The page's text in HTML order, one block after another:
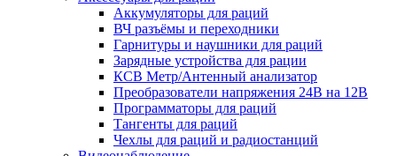
Аккумуляторы для раций
ВЧ разъёмы и переходники
Гарнитуры и наушники для раций
Зарядные устройства для рации
КСВ Метр/Антенный анализатор
Преобразователи напряжения 24В на 12В
Программаторы для раций
Тангенты для раций
Чехлы для раций и радиостанций